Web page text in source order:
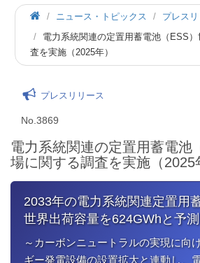
ニュース・トピックス
プレス
電力系統関連の定置用蓄電池（ESS
査を実施（2025年）
プレスリリース
No.3869
電力系統関連の定置用蓄電池
場に関する調査を実施（2025
2033年の電力系統関連定置用
世界出荷容量を624GWhと予測
～カーボンニュートラルの実現に向
ギー発電設備の設置拡大と連動し、